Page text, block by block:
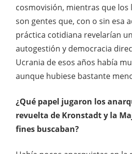
cosmovisión, mientras que
son gentes que, con o sin esa
práctica cotidiana revelarían
autogestión y democracia
Ucrania de esos años había
aunque hubiese bastante
¿Qué papel jugaron los
revuelta de Kronstadt y la
fines buscaban?